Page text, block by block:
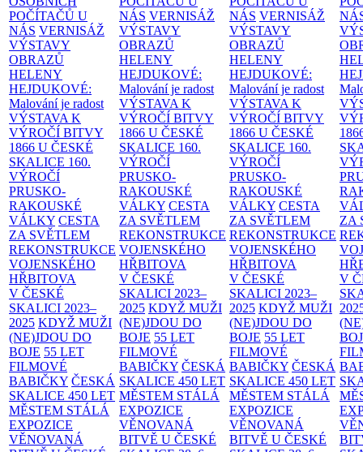
POČÍTAČŮ U
NÁS VERNISÁŽ
VÝSTAVY
OBRAZŮ
HELENY
HEJDUKOVÉ:
Malování je radost
VÝSTAVA K
VÝROČÍ BITVY
1866 U ČESKÉ
SKALICE 160.
VÝROČÍ
PRUSKO-
RAKOUSKÉ
VÁLKY CESTA
ZA SVĚTLEM
REKONSTRUKCE
VOJENSKÉHO
HŘBITOVA
V ČESKÉ
SKALICI 2023–
2025 KDYŽ MUŽI
(NE)JDOU DO
BOJE 55 LET
FILMOVÉ
BABIČKY ČESKÁ
SKALICE 450 LET
MĚSTEM STÁLÁ
EXPOZICE
VĚNOVANÁ
NÁS VERNISÁŽ
VÝSTAVY
OBRAZŮ
HELENY
HEJDUKOVÉ:
Malování je radost
VÝSTAVA K
VÝROČÍ BITVY
1866 U ČESKÉ
SKALICE 160.
VÝROČÍ
PRUSKO-
RAKOUSKÉ
VÁLKY CESTA
ZA SVĚTLEM
REKONSTRUKCE
VOJENSKÉHO
HŘBITOVA
V ČESKÉ
SKALICI 2023–
2025 KDYŽ MUŽI
(NE)JDOU DO
BOJE 55 LET
FILMOVÉ
BABIČKY ČESKÁ
SKALICE 450 LET
MĚSTEM STÁLÁ
EXPOZICE
VĚNOVANÁ
BITVĚ U ČESKÉ
NÁS VERNISÁŽ
VÝSTAVY
OBRAZŮ
HELENY
HEJDUKOVÉ:
Malování je radost
VÝSTAVA K
VÝROČÍ BITVY
1866 U ČESKÉ
SKALICE 160.
VÝROČÍ
PRUSKO-
RAKOUSKÉ
VÁLKY CESTA
ZA SVĚTLEM
REKONSTRUKCE
VOJENSKÉHO
HŘBITOVA
V ČESKÉ
SKALICI 2023–
2025 KDYŽ MUŽI
(NE)JDOU DO
BOJE 55 LET
FILMOVÉ
BABIČKY ČESKÁ
SKALICE 450 LET
MĚSTEM STÁLÁ
EXPOZICE
VĚNOVANÁ
BITVĚ U ČESKÉ
ZA
V